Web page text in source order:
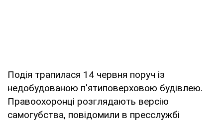
Подія трапилася 14 червня поруч із
недобудованою п'ятиповерховою будівлею.
Правоохоронці розглядають версію
самогубства, повідомили в пресслужбі